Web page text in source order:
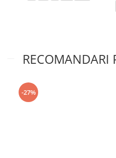
RECOMANDARI
-27%